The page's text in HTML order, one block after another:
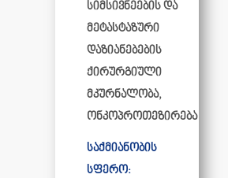
სიმსივნეების და
მეტასტაზური
დაზიანებების
ქირურგიული
მკურნალობა,
ონკოპროთეზირება
საქმიანობის
სფერო: